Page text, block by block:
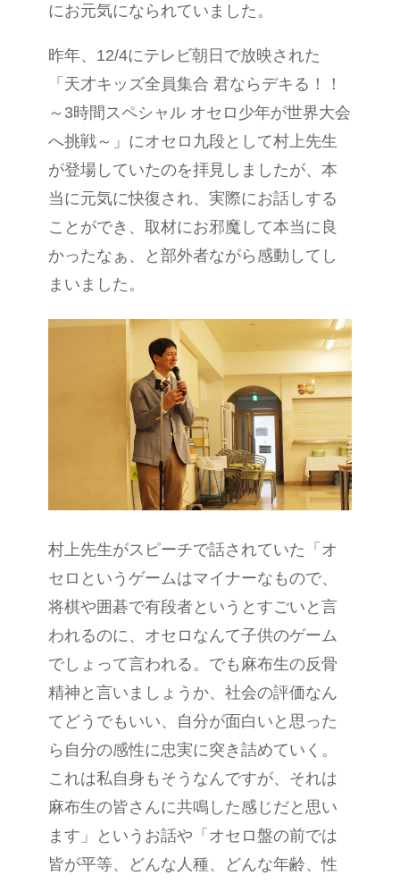
にお元気になられていました。
昨年、12/4にテレビ朝日で放映された
「天才キッズ全員集合 君ならデキる！！
～3時間スペシャル オセロ少年が世界大会
へ挑戦～」にオセロ九段として村上先生
が登場していたのを拝見しましたが、本
当に元気に快復され、実際にお話しする
ことができ、取材にお邪魔して本当に良
かったなぁ、と部外者ながら感動してし
まいました。
村上先生がスピーチで話されていた「オ
セロというゲームはマイナーなもので、
将棋や囲碁で有段者というとすごいと言
われるのに、オセロなんて子供のゲーム
でしょって言われる。でも麻布生の反骨
精神と言いましょうか、社会の評価なん
てどうでもいい、自分が面白いと思った
ら自分の感性に忠実に突き詰めていく。
これは私自身もそうなんですが、それは
麻布生の皆さんに共鳴した感じだと思い
ます」というお話や「オセロ盤の前では
皆が平等、どんな人種、どんな年齢、性